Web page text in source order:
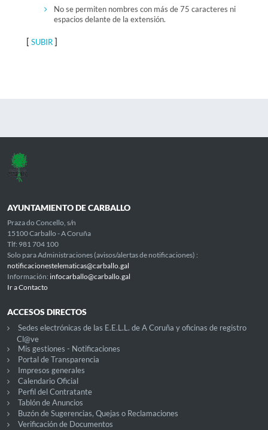
No se permiten nombres con más de 75 caracteres ni
espacios delante de la extensión.
[ SUBIR]
AYUNTAMIENTO DE CARBALLO
Praza do Concello, s/n
15100 Carballo - A Coruña
Tlf: 981 704 100
Solo para Administraciones (avisos/alertas de notificaciones) :
notificacionestelematicas@carballo.gal
Información: infocarballo@carballo.gal
Ir a Contacto
ACCESOS DIRECTOS
Sedes electrónicas de las E.E.L.L. de A Coruña y oficinas de registro
Cl@ve
Mis gestiones - Notificaciones
Portal de Transparencia
Impresos generales
Calendario Oficial
Perfil del Contratante
Tablón de Anuncios
Buzón de Sugerencias, Quejas o Reclamaciones
Verificación de Documentos